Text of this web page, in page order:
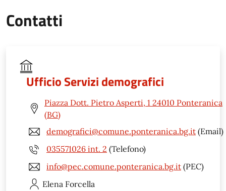
Contatti
Ufficio Servizi demografici
Piazza Dott. Pietro Asperti, 1 24010 Ponteranica
(BG)
demografici@comune.ponteranica.bg.it (Email)
035571026 int. 2 (Telefono)
info@pec.comune.ponteranica.bg.it (PEC)
Elena Forcella